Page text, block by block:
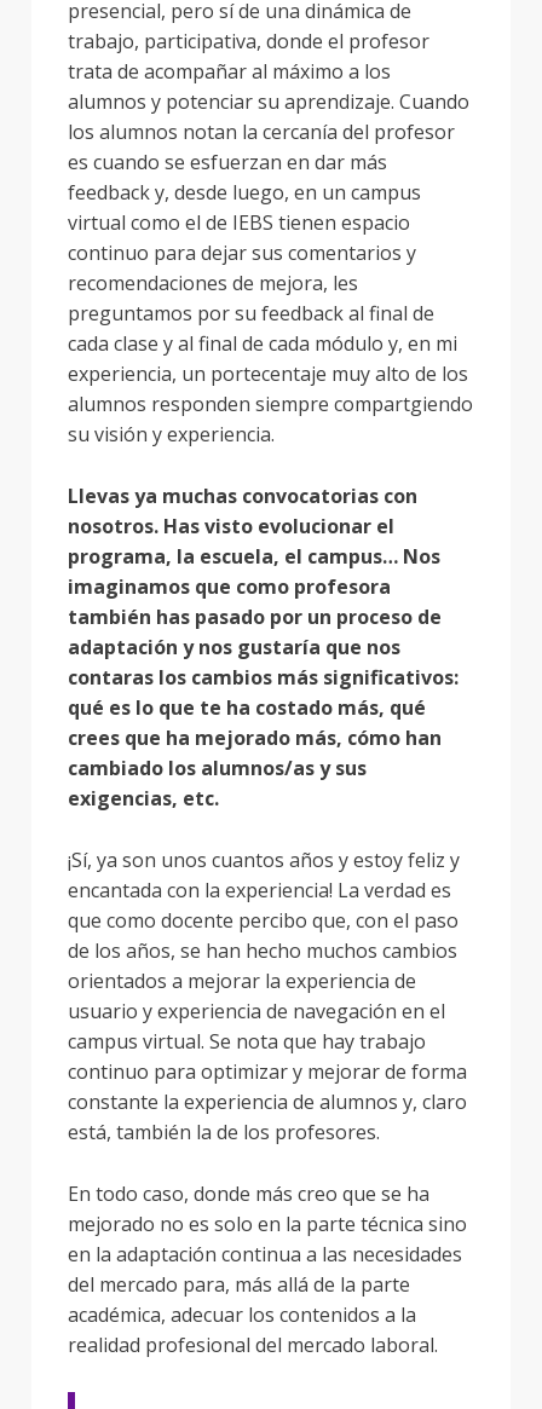
presencial, pero sí de una dinámica de
trabajo, participativa, donde el profesor
trata de acompañar al máximo a los
alumnos y potenciar su aprendizaje. Cuando
los alumnos notan la cercanía del profesor
es cuando se esfuerzan en dar más
feedback y, desde luego, en un campus
virtual como el de IEBS tienen espacio
continuo para dejar sus comentarios y
recomendaciones de mejora, les
preguntamos por su feedback al final de
cada clase y al final de cada módulo y, en mi
experiencia, un portecentaje muy alto de los
alumnos responden siempre compartgiendo
su visión y experiencia.
Llevas ya muchas convocatorias con
nosotros. Has visto evolucionar el
programa, la escuela, el campus… Nos
imaginamos que como profesora
también has pasado por un proceso de
adaptación y nos gustaría que nos
contaras los cambios más significativos:
qué es lo que te ha costado más, qué
crees que ha mejorado más, cómo han
cambiado los alumnos/as y sus
exigencias, etc.
¡Sí, ya son unos cuantos años y estoy feliz y
encantada con la experiencia! La verdad es
que como docente percibo que, con el paso
de los años, se han hecho muchos cambios
orientados a mejorar la experiencia de
usuario y experiencia de navegación en el
campus virtual. Se nota que hay trabajo
continuo para optimizar y mejorar de forma
constante la experiencia de alumnos y, claro
está, también la de los profesores.
En todo caso, donde más creo que se ha
mejorado no es solo en la parte técnica sino
en la adaptación continua a las necesidades
del mercado para, más allá de la parte
académica, adecuar los contenidos a la
realidad profesional del mercado laboral.